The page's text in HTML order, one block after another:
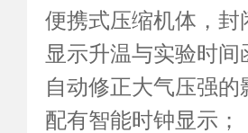
便携式压缩机体，
显示升温与实验时间
自动修正大气压强
配有智能时钟显示；